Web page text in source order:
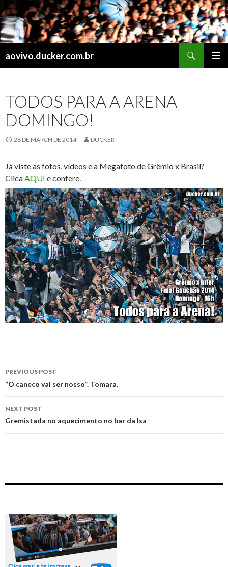
aovivo.ducker.com.br
TODOS PARA A ARENA
DOMINGO!
28 DE MARCH DE 2014 DUCKER
Já viste as fotos, vídeos e a Megafoto de Grêmio x Brasil?
ClicaAQUI e confere.
Post
navigation
PREVIOUS POST
“O caneco vai ser nosso”. Tomara.
NEXT POST
Gremistada no aquecimento no bar da Isa